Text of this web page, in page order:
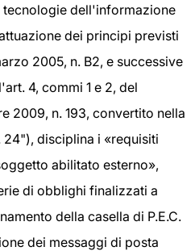
tecnologie dell'informazione
dei principi previsti
2005, n. B2, e successive
4, commi 1 e 2, del
2009, n. 193, convertito nella
disciplina i «requisiti
abilitato esterno»,
di obblighi finalizzati a
della casella di P.E.C.
dei messaggi di posta